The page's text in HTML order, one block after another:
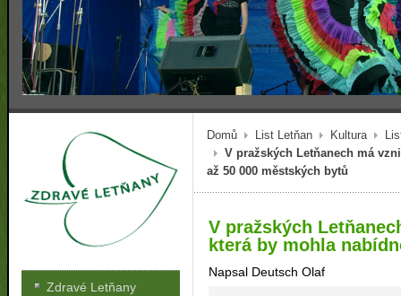
Domů List Letňan Kultura
V pražských Letňanech má
až 50 000 městských bytů
V pražských
která by mohla
Napsal Deutsch Olaf
Zdravé Letňany